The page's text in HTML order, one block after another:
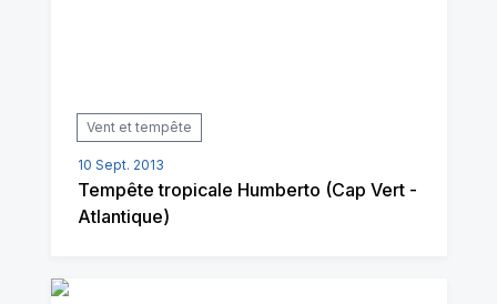
Vent et tempête
10 Sept. 2013
Tempête tropicale Humberto (Cap Vert -
Atlantique)